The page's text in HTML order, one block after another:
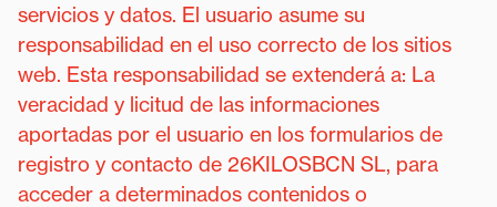
servicios y datos. El usuario asume su
responsabilidad en el uso correcto de los sitios
web. Esta responsabilidad se extenderá a: La
veracidad y licitud de las informaciones
aportadas por el usuario en los formularios de
registro y contacto de 26KILOSBCN SL, para
acceder a determinados contenidos o